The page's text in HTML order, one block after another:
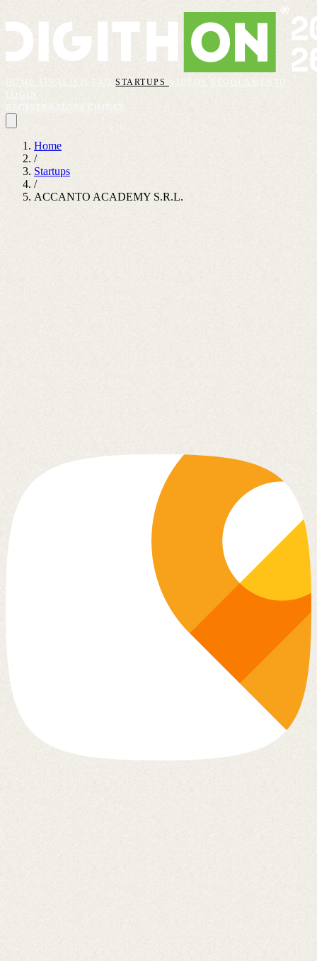
FAQSTARTUPS VIDEOS
REGOLAMENTO
Home
/
Startups
/
ACCANTO ACADEMY S.R.L.